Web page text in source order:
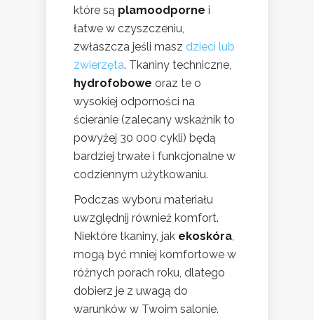
które są plamoodporne i
łatwe w czyszczeniu,
zwłaszcza jeśli masz dzieci lub
zwierzęta. Tkaniny techniczne,
hydrofobowe oraz te o
wysokiej odporności na
ścieranie (zalecany wskaźnik to
powyżej 30 000 cykli) będą
bardziej trwałe i funkcjonalne w
codziennym użytkowaniu.
Podczas wyboru materiału
uwzględnij również komfort.
Niektóre tkaniny, jak ekoskóra,
mogą być mniej komfortowe w
różnych porach roku, dlatego
dobierz je z uwagą do
warunków w Twoim salonie.